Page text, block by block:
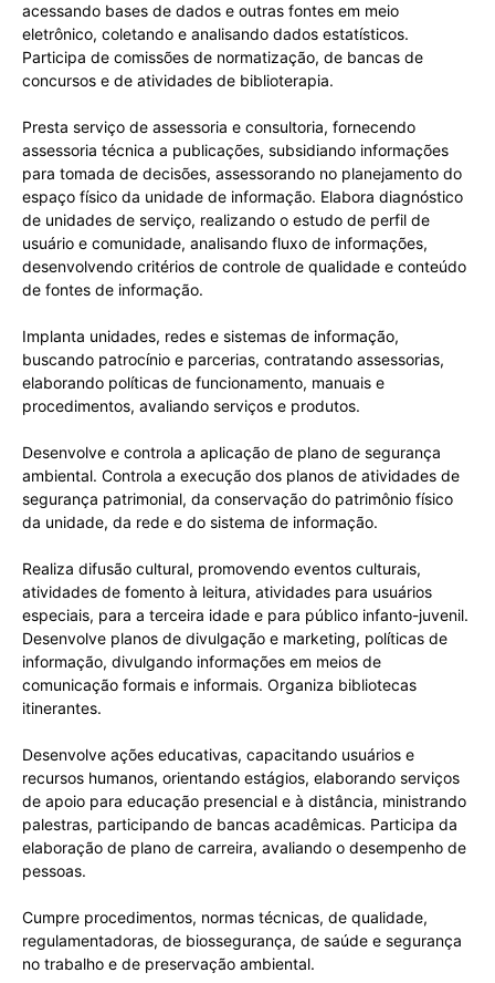
acessando bases de dados e outras fontes em meio
eletrônico, coletando e analisando dados estatísticos.
Participa de comissões de normatização, de bancas de
concursos e de atividades de biblioterapia.
Presta serviço de assessoria e consultoria, fornecendo
assessoria técnica a publicações, subsidiando informações
para tomada de decisões, assessorando no planejamento do
espaço físico da unidade de informação. Elabora diagnóstico
de unidades de serviço, realizando o estudo de perfil de
usuário e comunidade, analisando fluxo de informações,
desenvolvendo critérios de controle de qualidade e conteúdo
de fontes de informação.
Implanta unidades, redes e sistemas de informação,
buscando patrocínio e parcerias, contratando assessorias,
elaborando políticas de funcionamento, manuais e
procedimentos, avaliando serviços e produtos.
Desenvolve e controla a aplicação de plano de segurança
ambiental. Controla a execução dos planos de atividades de
segurança patrimonial, da conservação do patrimônio físico
da unidade, da rede e do sistema de informação.
Realiza difusão cultural, promovendo eventos culturais,
atividades de fomento à leitura, atividades para usuários
especiais, para a terceira idade e para público infanto-juvenil.
Desenvolve planos de divulgação e marketing, políticas de
informação, divulgando informações em meios de
comunicação formais e informais. Organiza bibliotecas
itinerantes.
Desenvolve ações educativas, capacitando usuários e
recursos humanos, orientando estágios, elaborando serviços
de apoio para educação presencial e à distância, ministrando
palestras, participando de bancas acadêmicas. Participa da
elaboração de plano de carreira, avaliando o desempenho de
pessoas.
Cumpre procedimentos, normas técnicas, de qualidade,
regulamentadoras, de biossegurança, de saúde e segurança
no trabalho e de preservação ambiental.